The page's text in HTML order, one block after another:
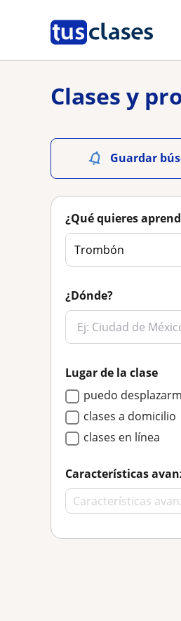
Clases y
Guardar
¿Qué quieres
¿Dónde?
Lugar de la clase
puedo
clases a domicilio
clases en línea
Características